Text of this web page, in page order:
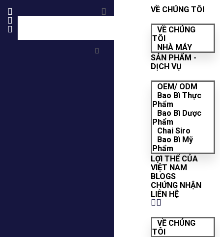
VỀ CHÚNG TÔI
VỀ CHÚNG
TÔI
NHÀ MÁY
SẢN PHẨM -
DỊCH VỤ
OEM/ ODM
Bao Bì Thực
Phẩm
Bao Bì Dược
Phẩm
Chai Siro
Bao Bì Mỹ
Phẩm
LỢI THẾ CỦA
VIỆT NAM
BLOGS
CHỨNG NHẬN
LIÊN HỆ
VỀ CHÚNG
TÔI